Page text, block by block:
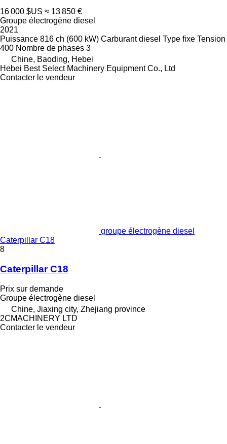
16 000 $US ≈ 13 850 €
Groupe électrogène diesel
2021
Puissance 816 ch (600 kW) Carburant diesel Type fixe Tension
400 Nombre de phases 3
Chine, Baoding, Hebei
Hebei Best Select Machinery Equipment Co., Ltd
Contacter le vendeur
groupe électrogène diesel
Caterpillar C18
8
Caterpillar C18
Prix sur demande
Groupe électrogène diesel
Chine, Jiaxing city, Zhejiang province
2CMACHINERY LTD
Contacter le vendeur